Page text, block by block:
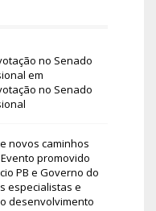
no Senado
em
no Senado
novos caminhos
promovido
PB e Governo do
especialistas e
desenvolvimento